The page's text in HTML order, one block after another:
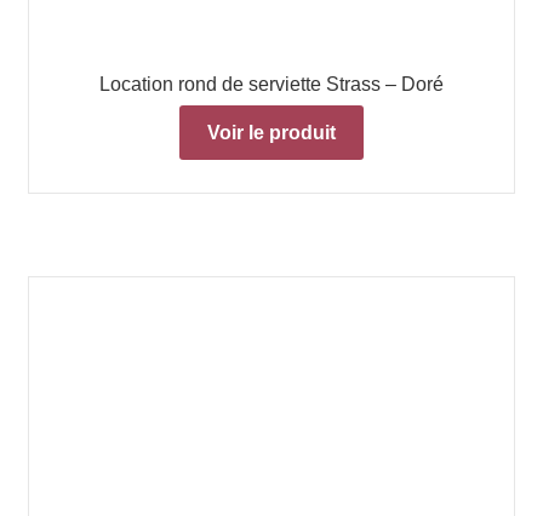
Location rond de serviette Strass – Doré
Voir le produit